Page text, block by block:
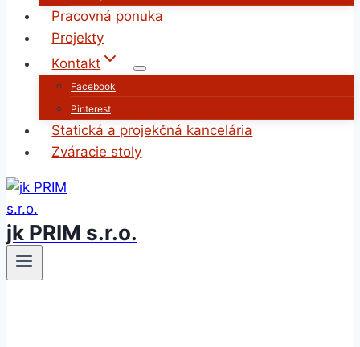
Pracovná ponuka
Projekty
Kontakt
Facebook
Pinterest
Statická a projekčná kancelária
Zváracie stoly
jk PRIM s.r.o.